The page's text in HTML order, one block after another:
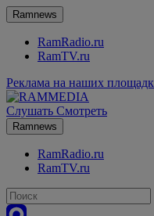
Ramnews
RamRadio.ru
RamTV.ru
Реклама на наших
Слушать Смотреть
Ramnews
RamRadio.ru
RamTV.ru